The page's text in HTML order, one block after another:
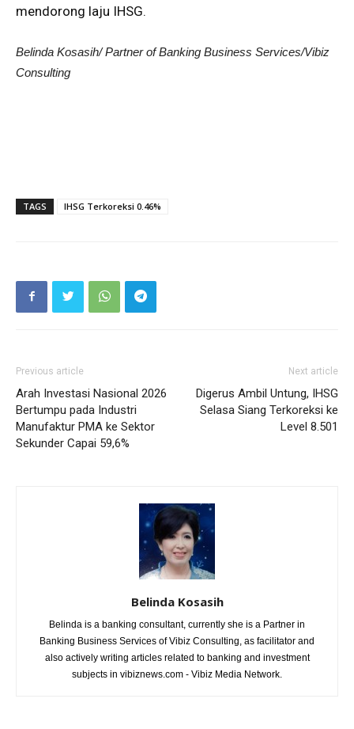
mendorong laju IHSG.
Belinda Kosasih/ Partner of Banking Business Services/Vibiz
Consulting
TAGS IHSG Terkoreksi 0.46%
Previous article
Arah Investasi Nasional 2026
Bertumpu pada Industri
Manufaktur PMA ke Sektor
Sekunder Capai 59,6%
Next article
Digerus Ambil Untung, IHSG
Selasa Siang Terkoreksi ke
Level 8.501
Belinda Kosasih
Belinda is a banking consultant, currently she is a Partner in
Banking Business Services of Vibiz Consulting, as facilitator and
also actively writing articles related to banking and investment
subjects in vibiznews.com - Vibiz Media Network.